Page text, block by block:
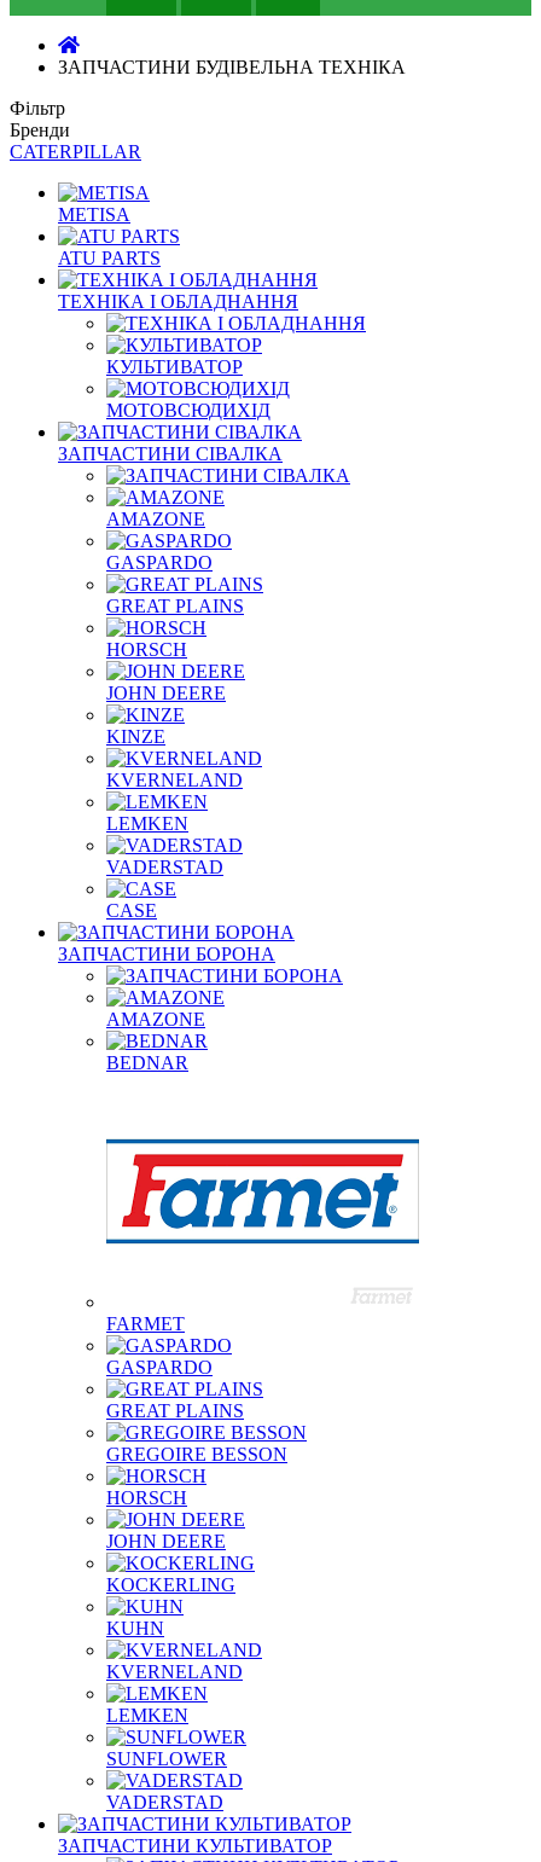
ЗАПЧАСТИНИ БУДІВЕЛЬНА ТЕХНІКА
Фільтр
Бренди
CATERPILLAR
METISA
ATU PARTS
ТЕХНІКА І ОБЛАДНАННЯ
КУЛЬТИВАТОР
МОТОВСЮДИХІД
ЗАПЧАСТИНИ СІВАЛКА
AMAZONE
GASPARDO
GREAT PLAINS
HORSCH
JOHN DEERE
KINZE
KVERNELAND
LEMKEN
VADERSTAD
СASE
ЗАПЧАСТИНИ БОРОНА
AMAZONE
BEDNAR
FARMET
GASPARDO
GREAT PLAINS
GREGOIRE BESSON
HORSCH
JOHN DEERE
KOCKERLING
KUHN
KVERNELAND
LEMKEN
SUNFLOWER
VADERSTAD
ЗАПЧАСТИНИ КУЛЬТИВАТОР